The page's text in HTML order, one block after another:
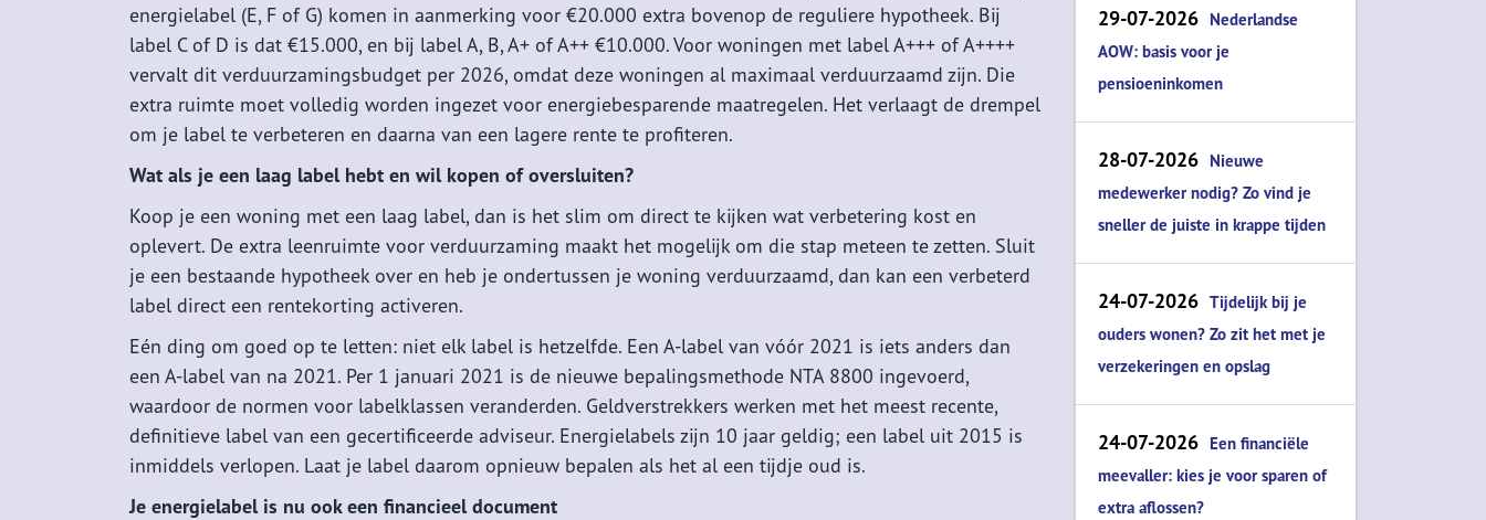
energielabel (E, F of G) komen in aanmerking voor €20.000 extra bovenop de reguliere hypotheek. Bij
label C of D is dat €15.000, en bij label A, B, A+ of A++ €10.000. Voor woningen met label A+++ of A++++
vervalt dit verduurzamingsbudget per 2026, omdat deze woningen al maximaal verduurzaamd zijn. Die
extra ruimte moet volledig worden ingezet voor energiebesparende maatregelen. Het verlaagt de drempel
om je label te verbeteren en daarna van een lagere rente te profiteren.
Wat als je een laag label hebt en wil kopen of oversluiten?
Koop je een woning met een laag label, dan is het slim om direct te kijken wat verbetering kost en
oplevert. De extra leenruimte voor verduurzaming maakt het mogelijk om die stap meteen te zetten. Sluit
je een bestaande hypotheek over en heb je ondertussen je woning verduurzaamd, dan kan een verbeterd
label direct een rentekorting activeren.
Eén ding om goed op te letten: niet elk label is hetzelfde. Een A-label van vóór 2021 is iets anders dan
een A-label van na 2021. Per 1 januari 2021 is de nieuwe bepalingsmethode NTA 8800 ingevoerd,
waardoor de normen voor labelklassen veranderden. Geldverstrekkers werken met het meest recente,
definitieve label van een gecertificeerde adviseur. Energielabels zijn 10 jaar geldig; een label uit 2015 is
inmiddels verlopen. Laat je label daarom opnieuw bepalen als het al een tijdje oud is.
Je energielabel is nu ook een financieel document
29-07-2026 Nederlandse
AOW: basis voor je
pensioeninkomen
28-07-2026 Nieuwe
medewerker nodig? Zo vind je
sneller de juiste in krappe tijden
24-07-2026 Tijdelijk bij je
ouders wonen? Zo zit het met je
verzekeringen en opslag
24-07-2026 Een financiële
meevaller: kies je voor sparen of
extra aflossen?